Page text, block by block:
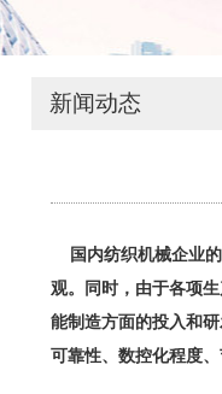
新闻动态
国内纺织机械企业的
观。同时，由于各项
能制造方面的投入和
可靠性、数控化程度